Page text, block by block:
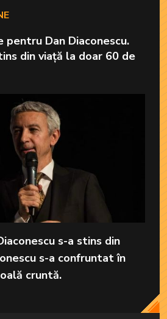
Dan Diaconescu.
din viață la doar 60 de
s-a stins din
s-a confruntat în
cruntă.